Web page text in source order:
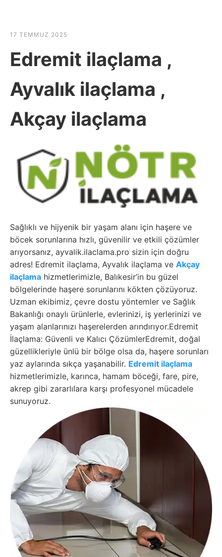
17 TEMMUZ 2025
Edremit ilaçlama ,
Ayvalık ilaçlama ,
Akçay ilaçlama
Sağlıklı ve hijyenik bir yaşam alanı için haşere ve
böcek sorunlarına hızlı, güvenilir ve etkili çözümler
arıyorsanız, ayvalik.ilaclama.pro sizin için doğru
adres! Edremit ilaçlama, Ayvalık ilaçlama ve Akçay
ilaçlama hizmetlerimizle, Balıkesir’in bu güzel
bölgelerinde haşere sorunlarını kökten çözüyoruz.
Uzman ekibimiz, çevre dostu yöntemler ve Sağlık
Bakanlığı onaylı ürünlerle, evlerinizi, iş yerlerinizi ve
yaşam alanlarınızı haşerelerden arındırıyor.Edremit
İlaçlama: Güvenli ve Kalıcı ÇözümlerEdremit, doğal
güzellikleriyle ünlü bir bölge olsa da, haşere sorunları
yaz aylarında sıkça yaşanabilir. Edremit ilaçlama
hizmetlerimizle, karınca, hamam böceği, fare, pire,
akrep gibi zararlılara karşı profesyonel mücadele
sunuyoruz.